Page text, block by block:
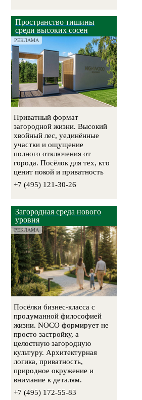
Пространство тишины
среди высоких сосен
РЕКЛАМА
Приватный формат
загородной жизни. Высокий
хвойный лес, уединённые
участки и ощущение
полного отключения от
города. Посёлок для тех, кто
ценит покой и приватность
+7 (495) 121-30-26
Загородная среда нового
уровня
РЕКЛАМА
Посёлки бизнес-класса с
продуманной философией
жизни. NOCO формирует не
просто застройку, а
целостную загородную
культуру. Архитектурная
логика, приватность,
природное окружение и
внимание к деталям.
+7 (495) 172-55-83